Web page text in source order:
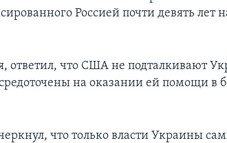
Россией почти девять лет
ответил, что США не подталкивают
на оказании ей помощи в
что только власти Украины